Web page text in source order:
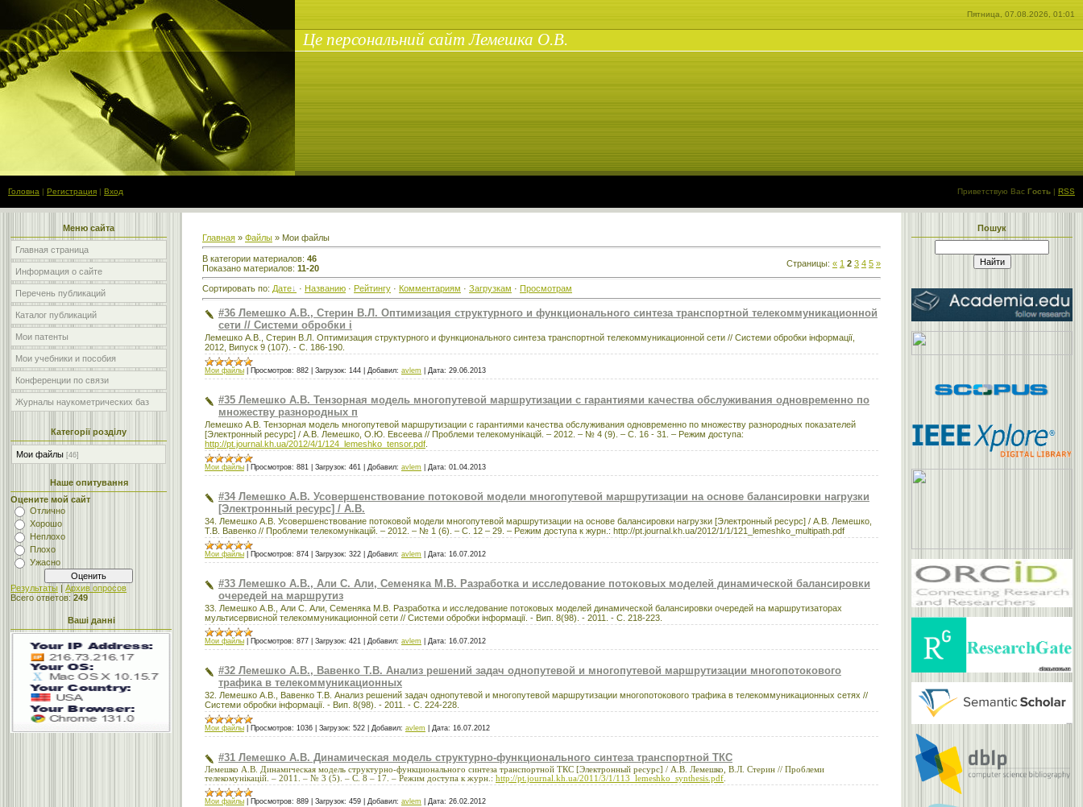
Пятница, 07.08.2026, 01:01
Це персональний сайт Лемешка О.В.
Головна | Регистрация | Вход Приветствую Вас Гость | RSS
Меню сайта
Главная страница
Информация о сайте
Перечень публикаций
Каталог публикаций
Мои патенты
Мои учебники и пособия
Конференции по связи
Журналы наукометрических баз
Категорії розділу
Мои файлы [46]
Наше опитування
Оцените мой сайт
Отлично
Хорошо
Неплохо
Плохо
Ужасно
Результаты | Архив опросов
Всего ответов: 249
Ваші данні
Главная » Файлы » Мои файлы
В категории материалов: 46
Показано материалов: 11-20 Страницы: « 1 2 3 4 5 »
Сортировать по: Дате · Названию · Рейтингу · Комментариям · Загрузкам · Просмотрам
#36 Лемешко А.В., Стерин В.Л. Оптимизация структурного и функционального синтеза транспортной телекоммуникационной
сети // Системи обробки і
Лемешко А.В., Стерин В.Л. Оптимизация структурного и функционального синтеза транспортной телекоммуникационной сети // Системи обробки інформації,
2012, Випуск 9 (107). - С. 186-190.
Мои файлы Просмотров: 882 Загрузок: 144 Добавил: avlem Дата: 29.06.2013
#35 Лемешко А.В. Тензорная модель многопутевой маршрутизации с гарантиями качества обслуживания одновременно по
множеству разнородных п
Лемешко А.В. Тензорная модель многопутевой маршрутизации с гарантиями качества обслуживания одновременно по множеству разнородных показателей
[Электронный ресурс] / А.В. Лемешко, О.Ю. Евсеева // Проблеми телекомунікацій. – 2012. – № 4 (9). – С. 16 - 31. – Режим доступа:
http://pt.journal.kh.ua/2012/4/1/124_lemeshko_tensor.pdf
Мои файлы Просмотров: 881 Загрузок: 461 Добавил: avlem Дата: 01.04.2013
#34 Лемешко А.В. Усовершенствование потоковой модели многопутевой маршрутизации на основе балансировки нагрузки
[Электронный ресурс] / А.В.
34. Лемешко А.В. Усовершенствование потоковой модели многопутевой маршрутизации на основе балансировки нагрузки [Электронный ресурс] / А.В. Лемешко,
Т.В. Вавенко // Проблеми телекомунікацій. – 2012. – № 1 (6). – С. 12 – 29. – Режим доступа к журн.: http://pt.journal.kh.ua/2012/1/1/121_lemeshko_multipath.pdf
Мои файлы Просмотров: 874 Загрузок: 322 Добавил: avlem Дата: 16.07.2012
#33 Лемешко А.В., Али С. Али, Семеняка М.В. Разработка и исследование потоковых моделей динамической балансировки
очередей на маршрутиз
33. Лемешко А.В., Али С. Али, Семеняка М.В. Разработка и исследование потоковых моделей динамической балансировки очередей на маршрутизаторах
мультисервисной телекоммуникационной сети // Системи обробки інформації. - Вип. 8(98). - 2011. - С. 218-223.
Мои файлы Просмотров: 877 Загрузок: 421 Добавил: avlem Дата: 16.07.2012
#32 Лемешко А.В., Вавенко Т.В. Анализ решений задач однопутевой и многопутевой маршрутизации многопотокового
трафика в телекоммуникационных
32. Лемешко А.В., Вавенко Т.В. Анализ решений задач однопутевой и многопутевой маршрутизации многопотокового трафика в телекоммуникационных сетях //
Системи обробки інформації. - Вип. 8(98). - 2011. - С. 224-228.
Мои файлы Просмотров: 1036 Загрузок: 522 Добавил: avlem Дата: 16.07.2012
#31 Лемешко А.В. Динамическая модель структурно-функционального синтеза транспортной ТКС
Лемешко А.В. Динамическая модель структурно-функционального синтеза транспортной ТКС [Электронный ресурс] / А.В. Лемешко, В.Л. Стерин // Проблеми
телекомунікацій. – 2011. – № 3 (5). – С. 8 – 17. – Режим доступа к журн.: http://pt.journal.kh.ua/2011/3/1/113_lemeshko_synthesis.pdf
Мои файлы Просмотров: 889 Загрузок: 459 Добавил: avlem Дата: 26.02.2012
Пошук